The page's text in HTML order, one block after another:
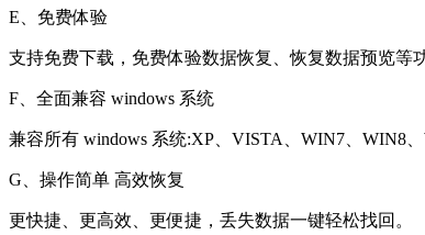
E、免费体验
支持免费下载，免费体验数据恢复、恢复数据预览等
F、全面兼容 windows 系统
兼容所有 windows 系统:XP、VISTA、WIN7、WIN8、
G、操作简单 高效恢复
更快捷、更高效、更便捷，丢失数据一键轻松找回。